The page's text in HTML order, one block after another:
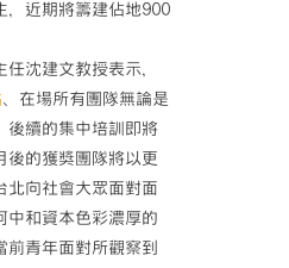
，近期將籌建佔地900
沈建文教授表示，
、在場所有團隊無論是
後續的集中培訓即將
後的獲獎團隊將以更
北向社會大眾面對面
中和資本色彩濃厚的
前青年面對所觀察到